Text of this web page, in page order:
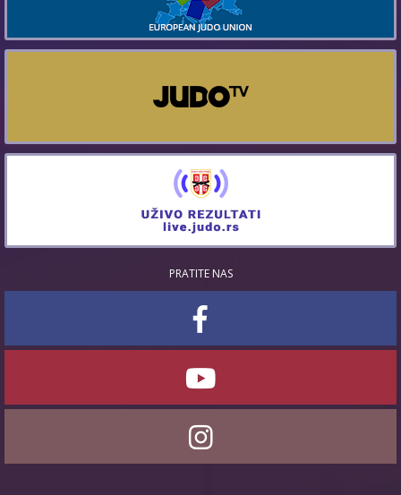
PRATITE NAS